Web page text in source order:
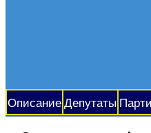
Описание Депутаты